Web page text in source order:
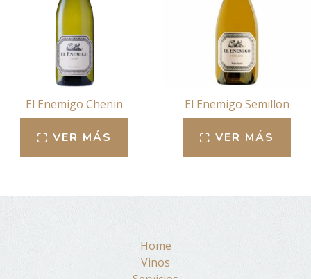
El Enemigo Chenin
VER MÁS
El Enemigo Semillon
VER MÁS
Home
Vinos